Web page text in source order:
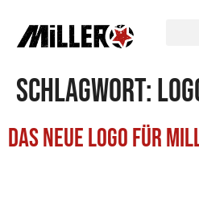
Schlagwort:
Das neue Logo für